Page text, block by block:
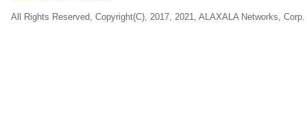
All Rights Reserved, Copyright(C), 2017, 2021, ALAXALA Networks, Corp.